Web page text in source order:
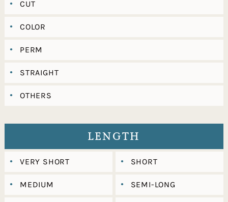
CUT
COLOR
PERM
STRAIGHT
OTHERS
LENGTH
VERY SHORT SHORT
MEDIUM SEMI-LONG